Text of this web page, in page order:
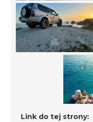
Link do tej strony: